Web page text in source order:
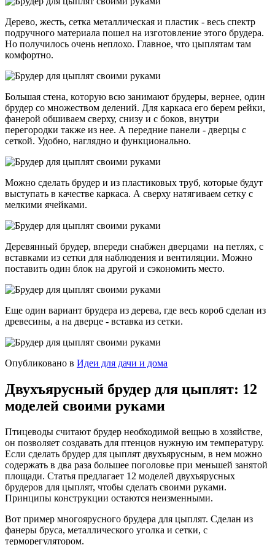
Дерево, жесть, сетка металлическая и пластик - весь спектр
подручного материала пошел на изготовление этого брудера.
Но получилось очень неплохо. Главное, что цыплятам там
комфортно.
Большая стена, которую всю занимают брудеры, вернее, один
брудер со множеством делений. Для каркаса его берем рейки,
фанерой обшиваем сверху, снизу и с боков, внутри
перегородки также из нее. А передние панели - дверцы с
сеткой. Удобно, наглядно и функционально.
Можно сделать брудер и из пластиковых труб, которые будут
выступать в качестве каркаса. А сверху натягиваем сетку с
мелкими ячейками.
Деревянный брудер, впереди снабжен дверцами на петлях, с
вставками из сетки для наблюдения и вентиляции. Можно
поставить один блок на другой и сэкономить место.
Еще один вариант брудера из дерева, где весь короб сделан из
древесины, а на дверце - вставка из сетки.
Опубликовано в Идеи для дачи и дома
Двухъярусный брудер для цыплят: 12
моделей своими руками
Птицеводы считают брудер необходимой вещью в хозяйстве,
он позволяет создавать для птенцов нужную им температуру.
Если сделать брудер для цыплят двухъярусным, в нем можно
содержать в два раза большее поголовье при меньшей занятой
площади. Статья предлагает 12 моделей двухъярусных
брудеров для цыплят, чтобы сделать своими руками.
Принципы конструкции остаются неизменными.
Вот пример многоярусного брудера для цыплят. Сделан из
фанеры бруса, металлического уголка и сетки, с
терморегулятором.